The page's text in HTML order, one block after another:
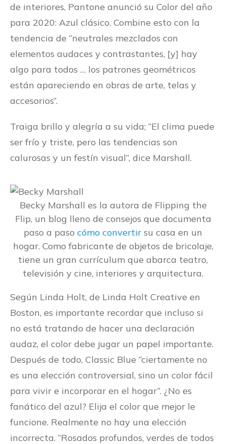
de interiores, Pantone anunció su Color del año
para 2020: Azul clásico. Combine esto con la
tendencia de “neutrales mezclados con
elementos audaces y contrastantes, [y] hay
algo para todos … los patrones geométricos
están apareciendo en obras de arte, telas y
accesorios”.
Traiga brillo y alegría a su vida; “El clima puede
ser frío y triste, pero las tendencias son
calurosas y un festín visual”, dice Marshall.
Becky Marshall es la autora de Flipping the
Flip, un blog lleno de consejos que documenta
paso a paso cómo convertir su casa en un
hogar. Como fabricante de objetos de bricolaje,
tiene un gran currículum que abarca teatro,
televisión y cine, interiores y arquitectura.
Según Linda Holt, de Linda Holt Creative en
Boston, es importante recordar que incluso si
no está tratando de hacer una declaración
audaz, el color debe jugar un papel importante.
Después de todo, Classic Blue “ciertamente no
es una elección controversial, sino un color fácil
para vivir e incorporar en el hogar”. ¿No es
fanático del azul? Elija el color que mejor le
funcione. Realmente no hay una elección
incorrecta. “Rosados profundos, verdes de todos